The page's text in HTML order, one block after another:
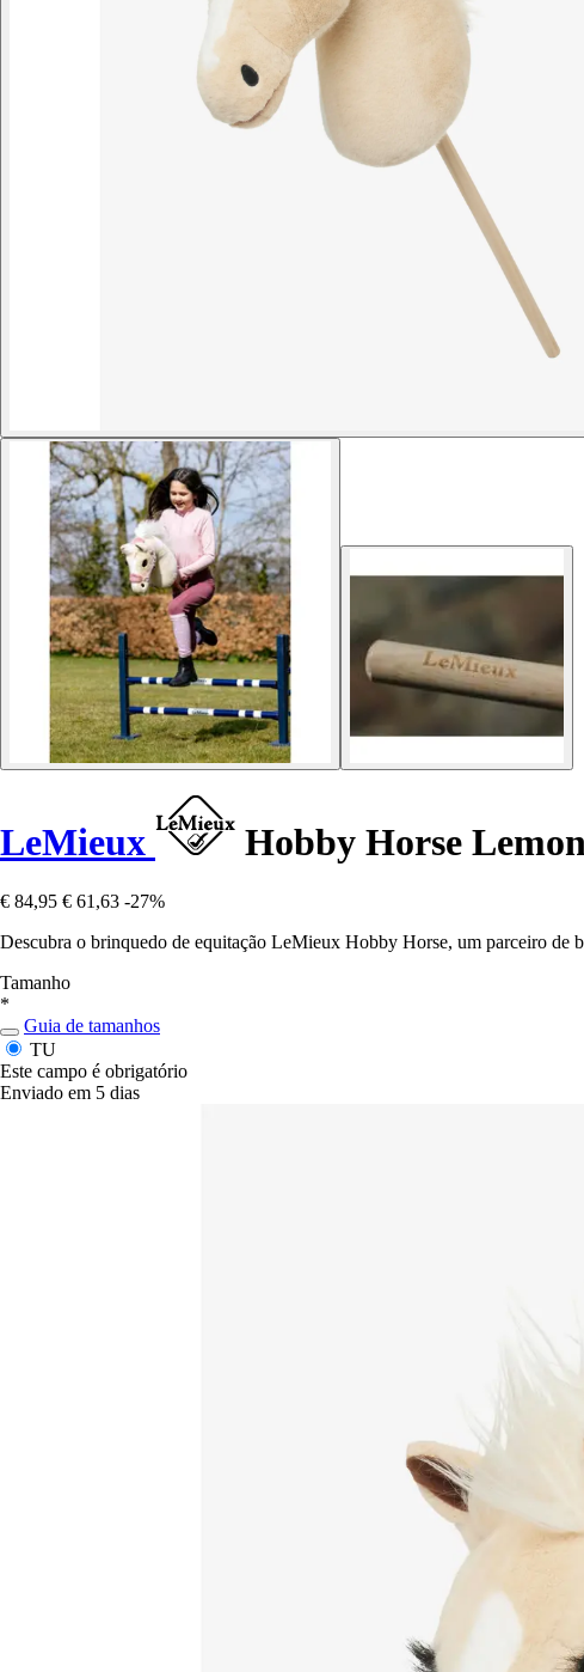
LeMieux Hobby Horse Lemon
€ 84,95 € 61,63 -27%
Descubra o brinquedo de equitação LeMieux Hobby Horse, um parceiro de
Tamanho
*
Guia de tamanhos
TU
Este campo é obrigatório
Enviado em 5 dias